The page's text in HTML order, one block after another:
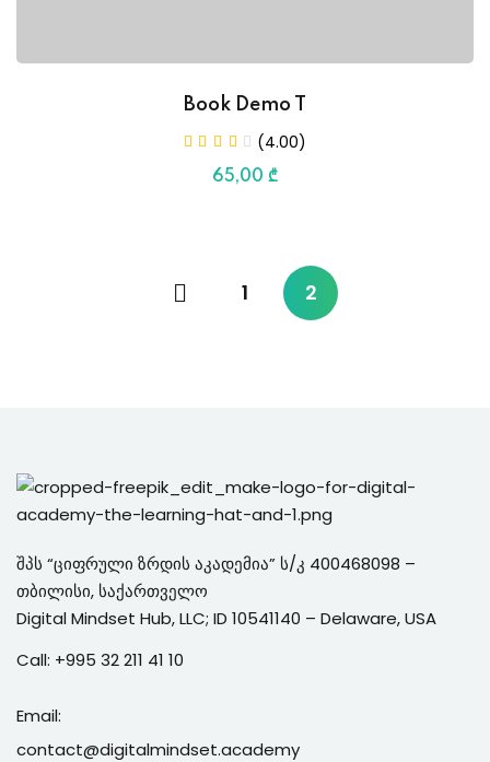
Book Demo T
(4.00)
65,00 ₾
1 2
შპს “ციფრული ზრდის აკადემია” ს/კ 400468098 –
თბილისი, საქართველო
Digital Mindset Hub, LLC; ID 10541140 – Delaware, USA
Call: +995 32 211 41 10
Email:
contact@digitalmindset.academy